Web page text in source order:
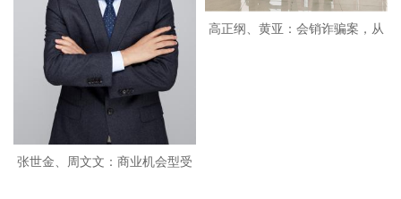
张世金、周文文：商业机会型受
高正纲、黄亚：会销诈骗案，从